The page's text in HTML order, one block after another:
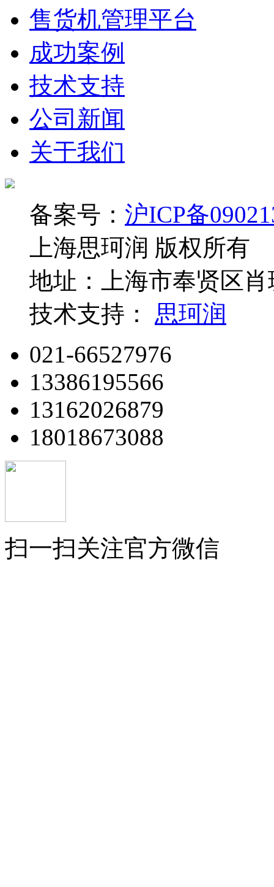
售货机管理平台
成功案例
技术支持
公司新闻
关于我们
备案号： 沪ICP备
上海思珂润 版权所有
地址：上海市奉贤区肖
技术支持： 思珂润
021-66527976
13386195566
13162026879
18018673088
扫一扫关注官方微信